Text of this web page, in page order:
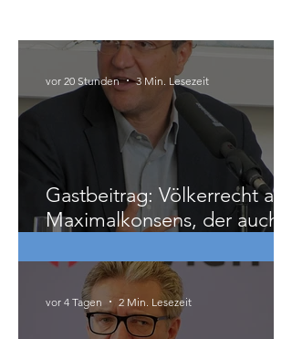
Österreich
Gastbeitrag: Völkerrecht als
Maximalkonsens, der auch
zu weit geht
3 Min. Lesezeit